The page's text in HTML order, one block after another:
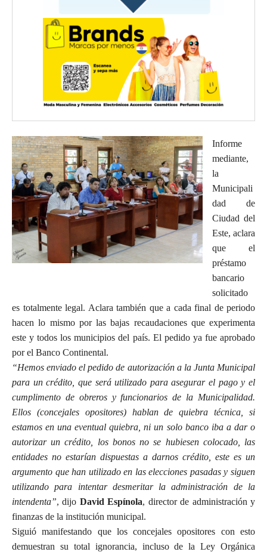
Informe
mediante,
la
Municipali
dad de
Ciudad del
Este, aclara
que el
préstamo
bancario
solicitado
es totalmente legal. Aclara también que a cada final de periodo
hacen lo mismo por las bajas recaudaciones que experimenta
este y todos los municipios del país. El pedido ya fue aprobado
por el Banco Continental.
“Hemos enviado el pedido de autorización a la Junta Municipal
para un crédito, que será utilizado para asegurar el pago y el
cumplimento de obreros y funcionarios de la Municipalidad.
Ellos (concejales opositores) hablan de quiebra técnica, si
estamos en una eventual quiebra, ni un solo banco iba a dar o
autorizar un crédito, los bonos no se hubiesen colocado, las
entidades no estarían dispuestas a darnos crédito, este es un
argumento que han utilizado en las elecciones pasadas y siguen
utilizando para intentar desmeritar la administración de la
intendenta”, dijo David Espínola, director de administración y
finanzas de la institución municipal.
Siguió manifestando que los concejales opositores con esto
demuestran su total ignorancia, incluso de la Ley Orgánica